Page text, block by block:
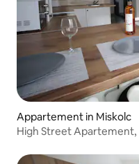
Appartement in Miskolc
High Street